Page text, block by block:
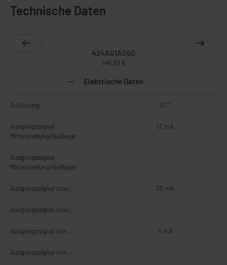
Technische Daten
424A01A060
145,89 €
Elektrische Daten
Auflösung: 0,1 °
Ausgangssignal
Mittelstellung/Nulllage:
12 mA
Ausgangssignal
Mittelstellung/Nulllage:
-
Ausgangssignal max.: 20 mA
Ausgangssignal max.: -
Ausgangssignal min.: 4 mA
Ausgangssignal min.: -